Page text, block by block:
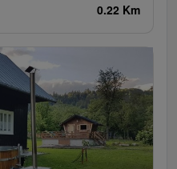
0.22 Km